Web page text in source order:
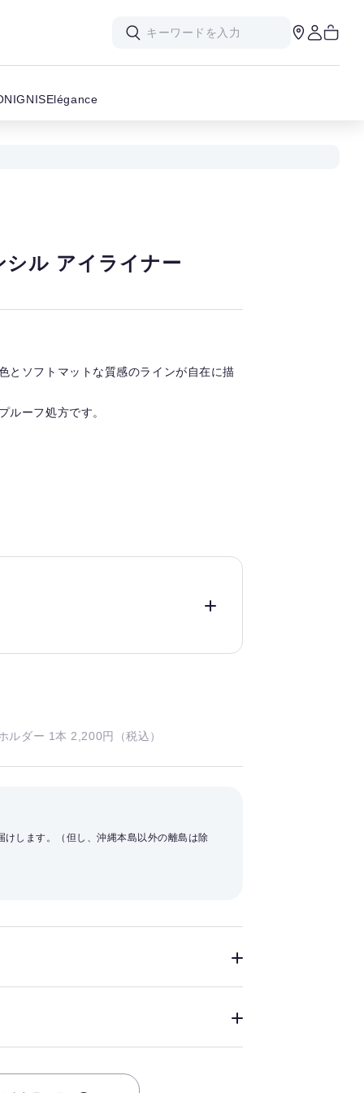
IGNISElégance
ル アイライナー
とソフトマットな質感のラインが自在に描
ルーフ処方です。
ルダー 1本 2,200円（税込）
します。（但し、沖縄本島以外の離島は除